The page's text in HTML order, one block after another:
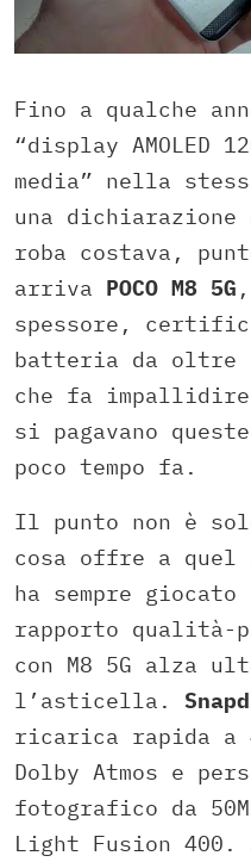
Fino a qualche
“display AMOLED
media” nella
una
roba costava,
arriva POCO M8 5G
spessore,
batteria da oltre
che fa
si pagavano
poco tempo fa.
Il punto non è
cosa offre a quel
ha sempre
rapporto qualità-
con M8 5G alza
l’asticella.
ricarica rapida a
Dolby Atmos e
fotografico da
Light Fusion